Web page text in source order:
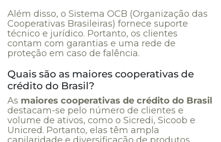
Além disso, o Sistema OCB (Organização das
Cooperativas Brasileiras) fornece suporte
técnico e jurídico. Portanto, os clientes
contam com garantias e uma rede de
proteção em caso de falência.
Quais são as maiores cooperativas de
crédito do Brasil?
As maiores cooperativas de crédito do Brasil
destacam-se pelo número de clientes e
volume de ativos, como o Sicredi, Sicoob e
Unicred. Portanto, elas têm ampla